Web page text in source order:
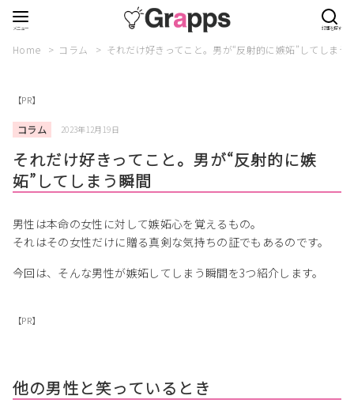
Home コラム それだけ好きってこと。男が“反射的に嫉妬”してしまう
【PR】
コラム 2023年12月19日
それだけ好きってこと。男が“反射的に嫉
妬”してしまう瞬間
男性は本命の女性に対して嫉妬心を覚えるもの。
それはその女性だけに贈る真剣な気持ちの証でもあるのです。
今回は、そんな男性が嫉妬してしまう瞬間を3つ紹介します。
【PR】
他の男性と笑っているとき